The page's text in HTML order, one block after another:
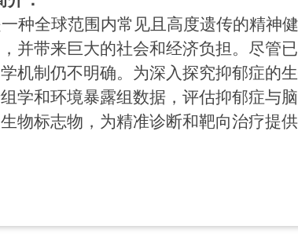
种全球范围内常见且高度遗传的精神
并带来巨大的社会和经济负担。尽管
机制仍不明确。为深入探究抑郁症的
学和环境暴露组数据，评估抑郁症与
物标志物，为精准诊断和靶向治疗提